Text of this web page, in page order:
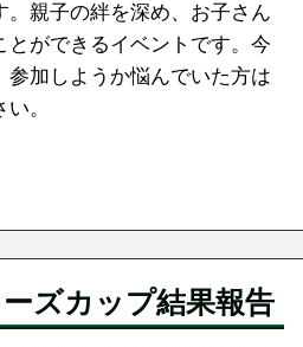
。親子の絆を深め、お子さん
とができるイベントです。今
参加しようか悩んでいた方は
。
ズカップ結果報告